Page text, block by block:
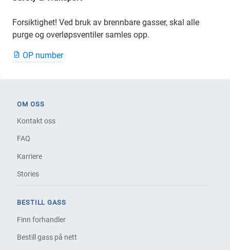
Forsiktighet! Ved bruk av brennbare gasser, skal alle
purge og overløpsventiler samles opp.
OP number
OM OSS
Kontakt oss
FAQ
Karriere
Stories
BESTILL GASS
Finn forhandler
Bestill gass på nett